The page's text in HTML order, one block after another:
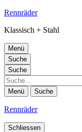
Rennräder
Klassisch + Stahl
Menü
Suche
Suche
Suche
Menü Suche
Rennräder
Schliessen